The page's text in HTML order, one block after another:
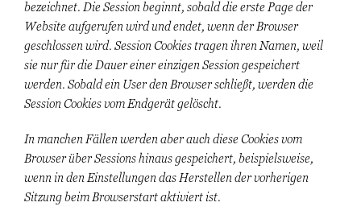
bezeichnet. Die Session beginnt, sobald die erste Page der
Website aufgerufen wird und endet, wenn der Browser
geschlossen wird. Session Cookies tragen ihren Namen, weil
sie nur für die Dauer einer einzigen Session gespeichert
werden. Sobald ein User den Browser schließt, werden die
Session Cookies vom Endgerät gelöscht.
In manchen Fällen werden aber auch diese Cookies vom
Browser über Sessions hinaus gespeichert, beispielsweise,
wenn in den Einstellungen das Herstellen der vorherigen
Sitzung beim Browserstart aktiviert ist.